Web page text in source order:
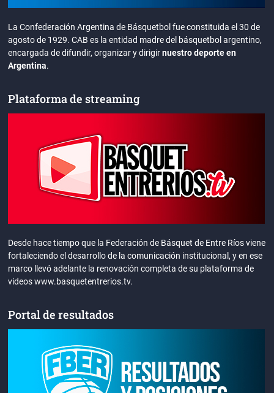
La Confederación Argentina de Básquetbol fue constituida el 30 de
agosto de 1929. CAB es la entidad madre del básquetbol argentino,
encargada de difundir, organizar y dirigirnuestro deporte en
Argentina.
Plataforma de streaming
Desde hace tiempo que la Federación de Básquet de Entre Ríos viene
fortaleciendo el desarrollo de la comunicación institucional, y en ese
marco llevó adelante la renovación completa de su plataforma de
videos www.basquetentrerios.tv.
Portal de resultados